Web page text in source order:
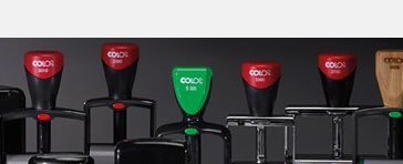
to
Content